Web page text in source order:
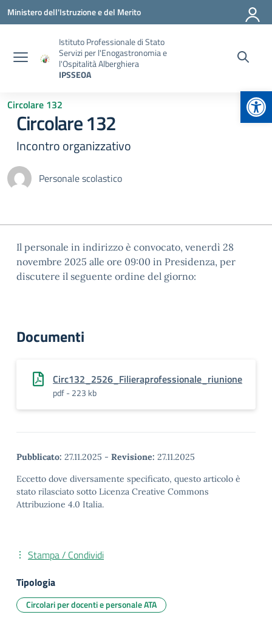
Vai ai contenuti
Vai al menu di navigazione
Vai al footer
Ministero dell'Istruzione e del Merito
Istituto Professionale di Stato
Servizi per l'Enogastronomia e
l'Ospitalità Alberghiera
IPSSEOA
Circolare 132
Circolare 132
Incontro organizzativo
Personale scolastico
Il personale in indirizzo è convocato, venerdì 28
novembre 2025 alle ore 09:00 in Presidenza, per
discutere il seguente ordine del giorno:
Documenti
Circ132_2526_Filieraprofessionale_riunione
pdf - 223 kb
Pubblicato: 27.11.2025 - Revisione: 27.11.2025
Eccetto dove diversamente specificato, questo articolo è
stato rilasciato sotto Licenza Creative Commons
Attribuzione 4.0 Italia.
Stampa / Condividi
Tipologia
Circolari per docenti e personale ATA